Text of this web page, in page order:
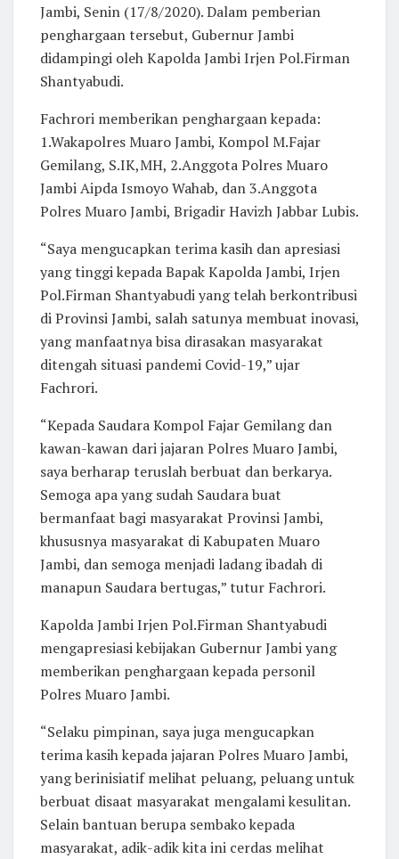
Jambi, Senin (17/8/2020). Dalam pemberian
penghargaan tersebut, Gubernur Jambi
didampingi oleh Kapolda Jambi Irjen Pol.Firman
Shantyabudi.
Fachrori memberikan penghargaan kepada:
1.Wakapolres Muaro Jambi, Kompol M.Fajar
Gemilang, S.IK,MH, 2.Anggota Polres Muaro
Jambi Aipda Ismoyo Wahab, dan 3.Anggota
Polres Muaro Jambi, Brigadir Havizh Jabbar Lubis.
“Saya mengucapkan terima kasih dan apresiasi
yang tinggi kepada Bapak Kapolda Jambi, Irjen
Pol.Firman Shantyabudi yang telah berkontribusi
di Provinsi Jambi, salah satunya membuat inovasi,
yang manfaatnya bisa dirasakan masyarakat
ditengah situasi pandemi Covid-19,” ujar
Fachrori.
“Kepada Saudara Kompol Fajar Gemilang dan
kawan-kawan dari jajaran Polres Muaro Jambi,
saya berharap teruslah berbuat dan berkarya.
Semoga apa yang sudah Saudara buat
bermanfaat bagi masyarakat Provinsi Jambi,
khususnya masyarakat di Kabupaten Muaro
Jambi, dan semoga menjadi ladang ibadah di
manapun Saudara bertugas,” tutur Fachrori.
Kapolda Jambi Irjen Pol.Firman Shantyabudi
mengapresiasi kebijakan Gubernur Jambi yang
memberikan penghargaan kepada personil
Polres Muaro Jambi.
“Selaku pimpinan, saya juga mengucapkan
terima kasih kepada jajaran Polres Muaro Jambi,
yang berinisiatif melihat peluang, peluang untuk
berbuat disaat masyarakat mengalami kesulitan.
Selain bantuan berupa sembako kepada
masyarakat, adik-adik kita ini cerdas melihat